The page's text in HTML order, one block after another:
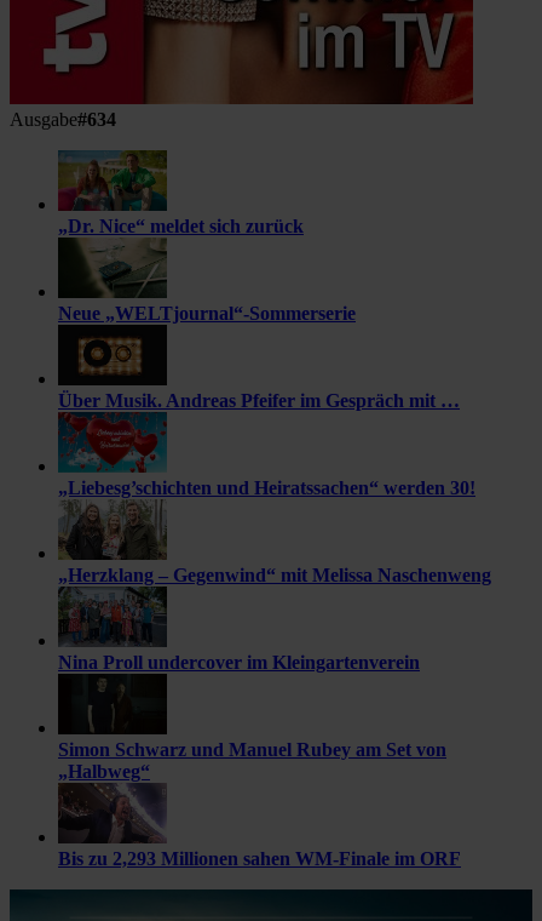
Ausgabe#634
„Dr. Nice“ meldet sich zurück
Neue „WELTjournal“-Sommerserie
Über Musik. Andreas Pfeifer im Gespräch mit …
„Liebesg’schichten und Heiratssachen“ werden 30!
„Herzklang – Gegenwind“ mit Melissa Naschenweng
Nina Proll undercover im Kleingartenverein
Simon Schwarz und Manuel Rubey am Set von
„Halbweg“
Bis zu 2,293 Millionen sahen WM-Finale im ORF